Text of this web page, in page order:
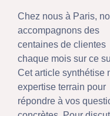
Chez nous à Paris,
accompagnons des
centaines de clientes
chaque mois sur ce
Cet article synthétise
expertise terrain pour
répondre à vos